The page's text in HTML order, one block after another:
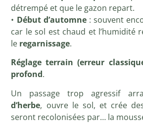
détrempé et que le gazon repart.
• Début d’automne: souvent
car le sol est chaud et l’humidité
le regarnissage.
Réglage terrain (erreur
profond.
Un passage trop agressif
d’herbe, ouvre le sol, et crée
seront recolonisées par… la